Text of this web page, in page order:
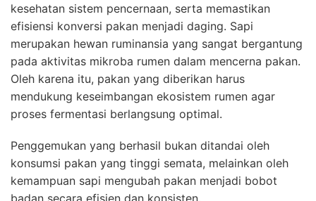
kesehatan sistem pencernaan, serta memastikan
efisiensi konversi pakan menjadi daging. Sapi
merupakan hewan ruminansia yang sangat bergantung
pada aktivitas mikroba rumen dalam mencerna pakan.
Oleh karena itu, pakan yang diberikan harus
mendukung keseimbangan ekosistem rumen agar
proses fermentasi berlangsung optimal.
Penggemukan yang berhasil bukan ditandai oleh
konsumsi pakan yang tinggi semata, melainkan oleh
kemampuan sapi mengubah pakan menjadi bobot
badan secara efisien dan konsisten.